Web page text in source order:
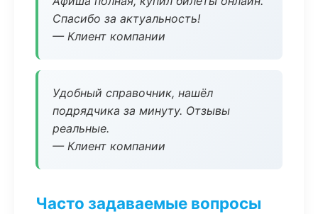
Спасибо за актуальность!
— Клиент компании
Удобный справочник, нашёл
подрядчика за минуту. Отзывы
реальные.
— Клиент компании
Часто задаваемые вопросы